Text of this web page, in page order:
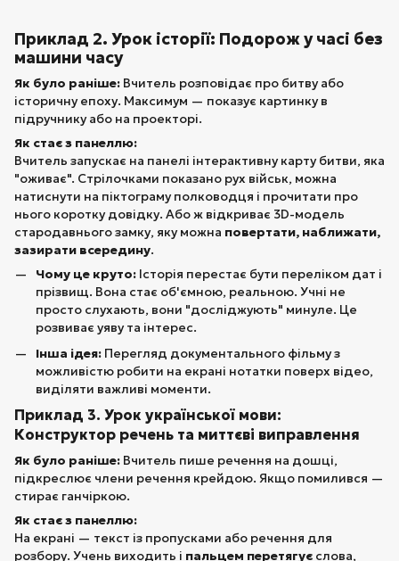
Приклад 2. Урок історії: Подорож у часі без
машини часу
Як було раніше: Вчитель розповідає про битву або
історичну епоху. Максимум — показує картинку в
підручнику або на проекторі.
Як стає з панеллю:
Вчитель запускає на панелі інтерактивну карту битви, яка
"оживає". Стрілочками показано рух військ, можна
натиснути на піктограму полководця і прочитати про
нього коротку довідку. Або ж відкриває 3D-модель
стародавнього замку, яку можна повертати, наближати,
зазирати всередину.
Чому це круто: Історія перестає бути переліком дат і
прізвищ. Вона стає об'ємною, реальною. Учні не
просто слухають, вони "досліджують" минуле. Це
розвиває уяву та інтерес.
Інша ідея: Перегляд документального фільму з
можливістю робити на екрані нотатки поверх відео,
виділяти важливі моменти.
Приклад 3. Урок української мови:
Конструктор речень та миттєві виправлення
Як було раніше: Вчитель пише речення на дошці,
підкреслює члени речення крейдою. Якщо помилився —
стирає ганчіркою.
Як стає з панеллю:
На екрані — текст із пропусками або речення для
розбору. Учень виходить і пальцем перетягує слова,